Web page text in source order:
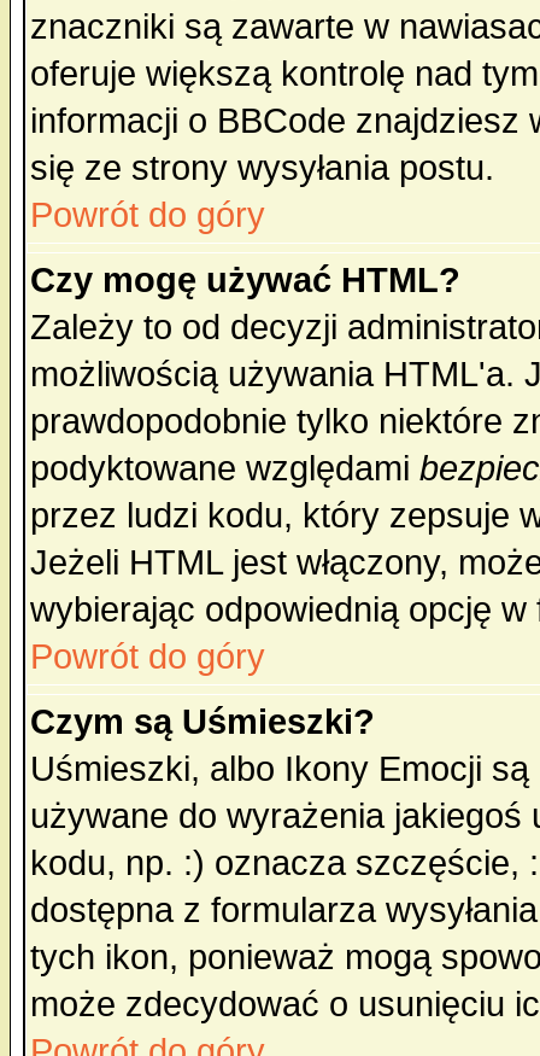
znaczniki są zawarte w
oferuje większą kontrolę nad
informacji o BBCode
się ze strony wysyłania postu.
Powrót do góry
Czy mogę używać HTML?
Zależy to od decyzji
możliwością używania HTML'a.
prawdopodobnie tylko niektóre
podyktowane względami
przez ludzi kodu, który zepsuje
Jeżeli HTML jest włączony,
wybierając odpowiednią opcję w
Powrót do góry
Czym są Uśmieszki?
Uśmieszki, albo Ikony Emocji
używane do wyrażenia
kodu, np. :) oznacza szczęście,
dostępna z formularza
tych ikon, ponieważ mogą
może zdecydować o usunięciu